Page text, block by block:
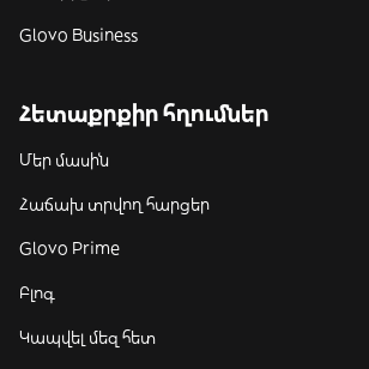
Glovo Business
Հետաքրքիր հղումներ
Մեր մասին
Հաճախ տրվող հարցեր
Glovo Prime
Բլոգ
Կապվել մեզ հետ